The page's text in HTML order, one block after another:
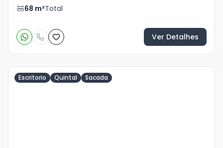
68 m²Total
Ver Detalhes
Escritorio Quintal Sacada